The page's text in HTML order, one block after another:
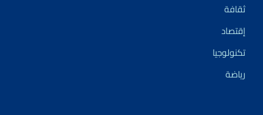
ثقافة
إقتصاد
تكنولوجيا
رياضة